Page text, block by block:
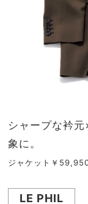
シャープな衿
象に。
ジャケット￥
LE PHIL